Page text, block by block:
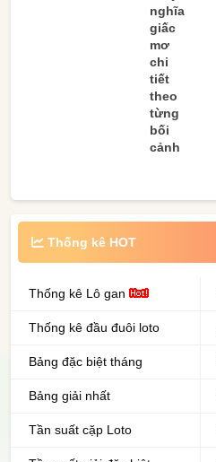
nghĩa
giấc
mơ
chi
tiết
theo
từng
bối
cảnh
Thống kê HOT
Thống kê Lô gan
Thống kê đầu đuôi loto
Bảng đặc biệt tháng
Bảng giải nhất
Tần suất cặp Loto